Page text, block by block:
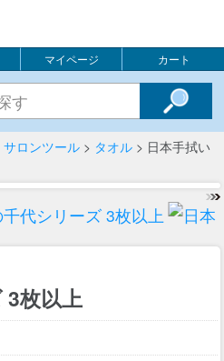
マイページ カート
サロンツール > タオル > 日本手拭い
3枚以上